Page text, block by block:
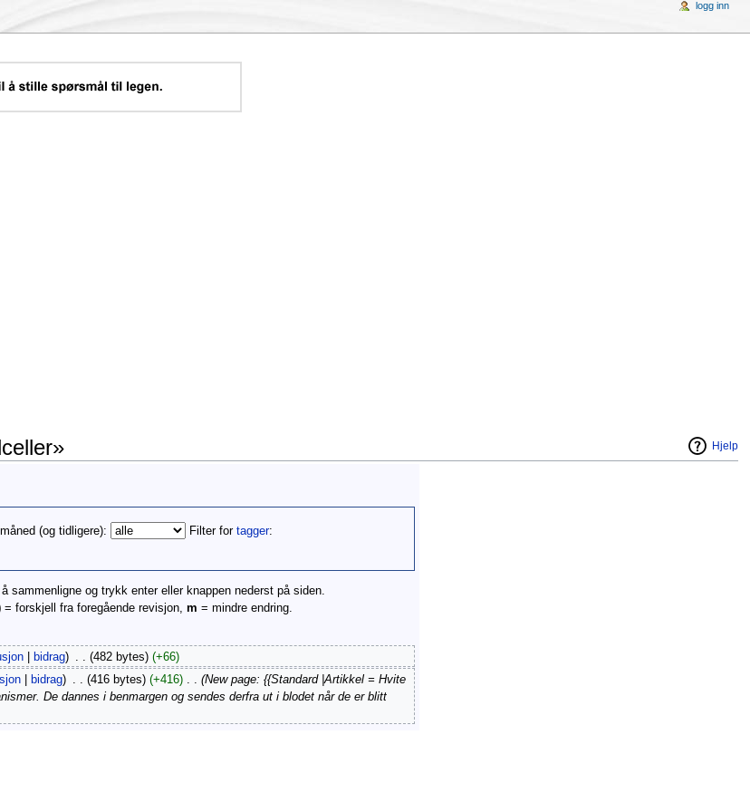
Hjelp
(og tidligere): Filter fortagger:
sammenligne og trykk enter eller knappen nederst på siden.
= forskjell fra foregående revisjon, m = mindre endring.
bidrag) . . (482 bytes) (+66)
bidrag) . . (416 bytes) (+416)‎ . . (New page: {{Standard |Artikkel = Hvite
De dannes i benmargen og sendes derfra ut i blodet når de er blitt
logg inn